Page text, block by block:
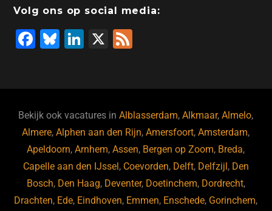
Volg ons op social media:
F
b
o
o
k
Bl
ky
Li
dI
n
X
Bekijk ook vacatures inAlblasserdam,Alkmaar,Almelo,
Almere,Alphen aan den Rijn,Amersfoort,Amsterdam,
Apeldoorn,Arnhem,Assen, Bergen op Zoom, Breda,
Capelle aan den IJssel , Coevorden, Delft, Delfzijl , Den
Bosch, Den Haag, Deventer, Doetinchem, Dordrecht,
Drachten, Ede, Eindhoven, Emmen, Enschede, Gorinchem,